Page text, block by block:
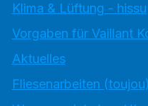
Klima & Lüftung - hissu
Vorgaben für Vaillant
Aktuelles
Fliesenarbeiten (toujou)